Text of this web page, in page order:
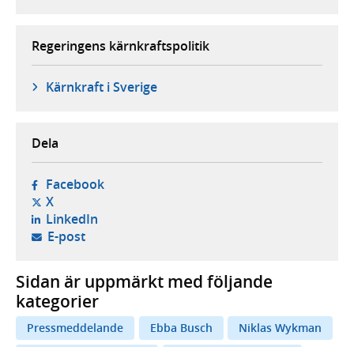
Regeringens kärnkraftspolitik
Kärnkraft i Sverige
Dela
Facebook- öppnas i ny flik, extern webbplats,
X- öppnas i ny flik, extern webbplats,
LinkedIn- öppnas i ny flik, extern webbplats,
E-post- öppnar din e-postklient,
Sidan är uppmärkt med följande
kategorier
Pressmeddelande Ebba Busch
Niklas Wykman